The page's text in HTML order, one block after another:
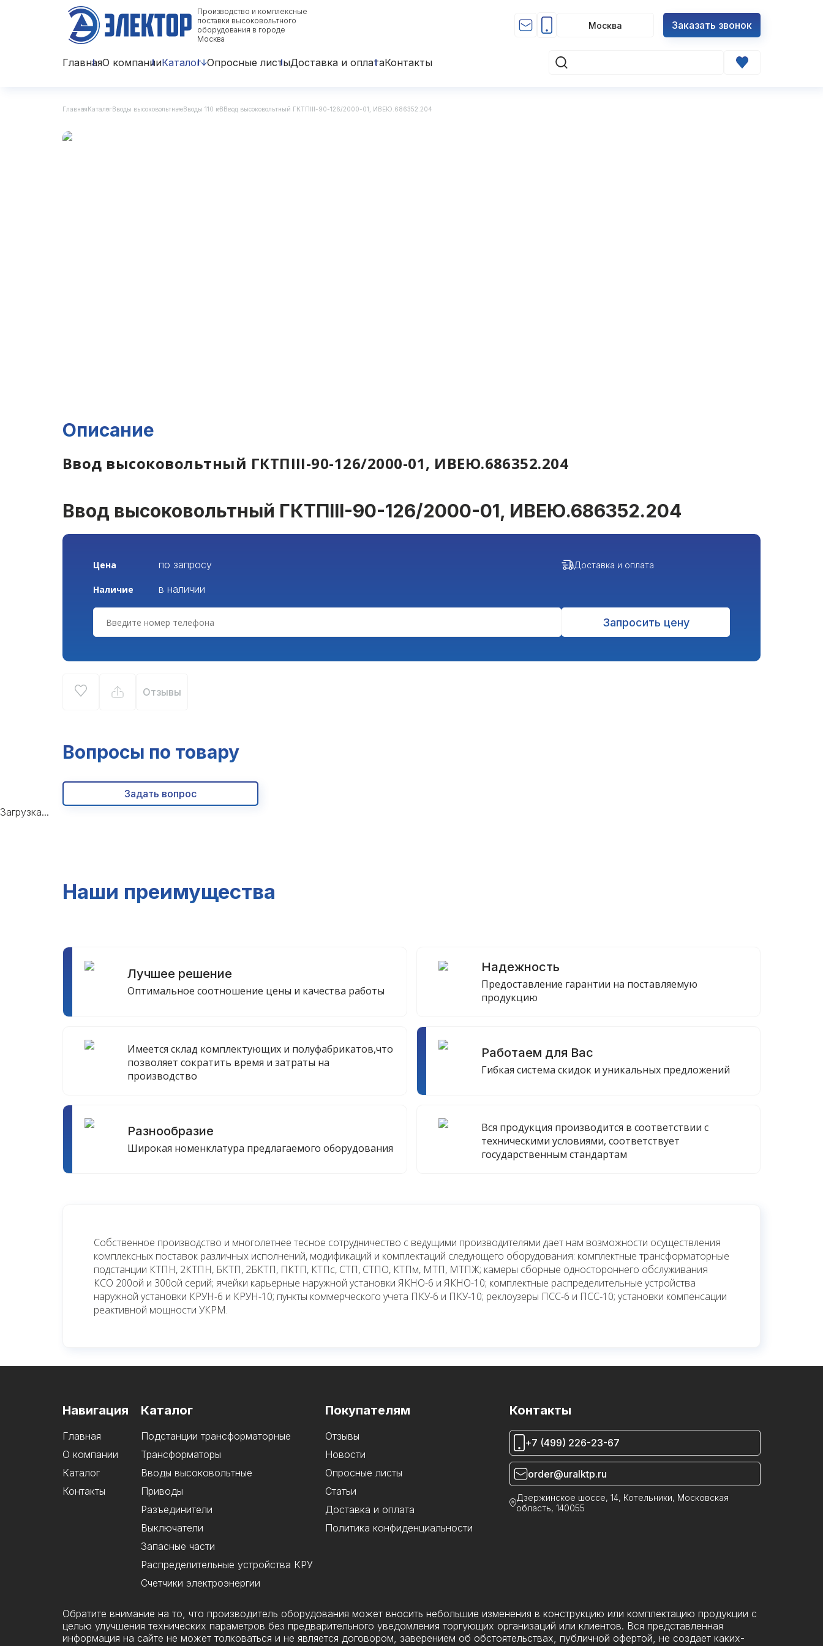
Производство и комплексные
поставки высоковольтного
оборудования в городе
Москва
Москва Заказать звонок
ГлавнаяО компанииКаталог Опросные листыДоставка и оплатаКонтакты
ГлавнаяКаталогВводы высоковольтныеВводы 110 кВВвод высоковольтный ГКТПIII-90-126/2000-01, ИВЕЮ.686352.204
Описание
Ввод высоковольтный ГКТПIII-90-126/2000-01, ИВЕЮ.686352.204
Ввод высоковольтный ГКТПIII-90-126/2000-01, ИВЕЮ.686352.204
Цена по запросу
Наличие в наличии
Доставка и оплата
Запросить цену
Отзывы
Вопросы по товару
Задать вопрос
Загрузка...
Наши преимущества
Лучшее решение
Оптимальное соотношение цены и качества работы
Надежность
Предоставление гарантии на поставляемую
продукцию
Имеется склад комплектующих и полуфабрикатов,что
позволяет сократить время и затраты на
производство
Работаем для Вас
Гибкая система скидок и уникальных предложений
Разнообразие
Широкая номенклатура предлагаемого оборудования
Вся продукция производится в соответствии с
техническими условиями, соответствует
государственным стандартам
Собственное производство и многолетнее тесное сотрудничество с ведущими производителями дает нам возможности осуществления
комплексных поставок различных исполнений, модификаций и комплектаций следующего оборудования: комплектные трансформаторные
подстанции КТПН, 2КТПН, БКТП, 2БКТП, ПКТП, КТПс, СТП, СТПО, КТПм, МТП, МТПЖ; камеры сборные одностороннего обслуживания
КСО 200ой и 300ой серий; ячейки карьерные наружной установки ЯКНО-6 и ЯКНО-10; комплектные распределительные устройства
наружной установки КРУН-6 и КРУН-10; пункты коммерческого учета ПКУ-6 и ПКУ-10; реклоузеры ПСС-6 и ПСС-10; установки компенсации
реактивной мощности УКРМ.
Навигация
Главная
О компании
Каталог
Контакты
Каталог
Подстанции трансформаторные
Трансформаторы
Вводы высоковольтные
Приводы
Разъединители
Выключатели
Запасные части
Распределительные устройства КРУ
Счетчики электроэнергии
Покупателям
Отзывы
Новости
Опросные листы
Статьи
Доставка и оплата
Политика конфиденциальности
Контакты
+7 (499) 226-23-67
order@uralktp.ru
Дзержинское шоссе, 14, Котельники, Московская
область, 140055
Обратите внимание на то, что производитель оборудования может вносить небольшие изменения в конструкцию или комплектацию продукции с
целью улучшения технических параметров без предварительного уведомления торгующих организаций или клиентов. Вся представленная
информация на сайте не может толковаться и не является договором, заверением об обстоятельствах, публичной офертой, не создает каких-